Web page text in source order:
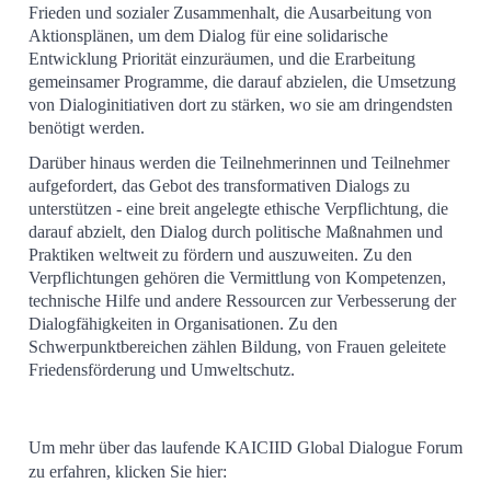
Frieden und sozialer Zusammenhalt, die Ausarbeitung von
Aktionsplänen, um dem Dialog für eine solidarische
Entwicklung Priorität einzuräumen, und die Erarbeitung
gemeinsamer Programme, die darauf abzielen, die Umsetzung
von Dialoginitiativen dort zu stärken, wo sie am dringendsten
benötigt werden.
Darüber hinaus werden die Teilnehmerinnen und Teilnehmer
aufgefordert, das Gebot des transformativen Dialogs zu
unterstützen - eine breit angelegte ethische Verpflichtung, die
darauf abzielt, den Dialog durch politische Maßnahmen und
Praktiken weltweit zu fördern und auszuweiten. Zu den
Verpflichtungen gehören die Vermittlung von Kompetenzen,
technische Hilfe und andere Ressourcen zur Verbesserung der
Dialogfähigkeiten in Organisationen. Zu den
Schwerpunktbereichen zählen Bildung, von Frauen geleitete
Friedensförderung und Umweltschutz.
Um mehr über das laufende KAICIID Global Dialogue Forum
zu erfahren, klicken Sie hier: